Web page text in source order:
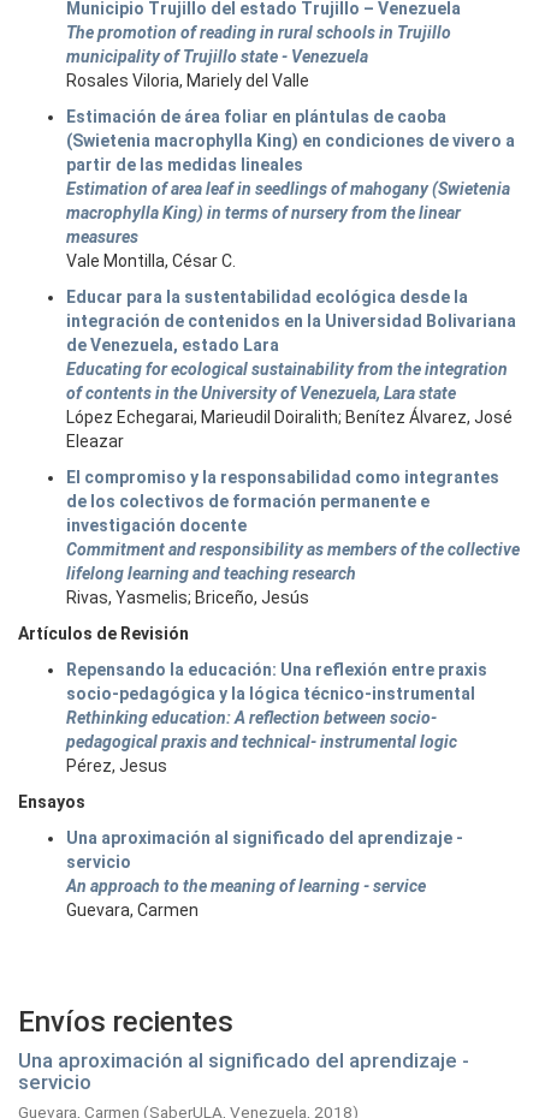
Municipio Trujillo del estado Trujillo – Venezuela
The promotion of reading in rural schools in Trujillo
municipality of Trujillo state - Venezuela
Rosales Viloria, Mariely del Valle
Estimación de área foliar en plántulas de caoba
(Swietenia macrophylla King) en condiciones de vivero a
partir de las medidas lineales
Estimation of area leaf in seedlings of mahogany (Swietenia
macrophylla King) in terms of nursery from the linear
measures
Vale Montilla, César C.
Educar para la sustentabilidad ecológica desde la
integración de contenidos en la Universidad Bolivariana
de Venezuela, estado Lara
Educating for ecological sustainability from the integration
of contents in the University of Venezuela, Lara state
López Echegarai, Marieudil Doiralith; Benítez Álvarez, José
Eleazar
El compromiso y la responsabilidad como integrantes
de los colectivos de formación permanente e
investigación docente
Commitment and responsibility as members of the collective
lifelong learning and teaching research
Rivas, Yasmelis; Briceño, Jesús
Artículos de Revisión
Repensando la educación: Una reflexión entre praxis
socio-pedagógica y la lógica técnico-instrumental
Rethinking education: A reflection between socio-
pedagogical praxis and technical- instrumental logic
Pérez, Jesus
Ensayos
Una aproximación al significado del aprendizaje -
servicio
An approach to the meaning of learning - service
Guevara, Carmen
Envíos recientes
Una aproximación al significado del aprendizaje -
servicio
Guevara, Carmen (SaberULA, Venezuela, 2018)